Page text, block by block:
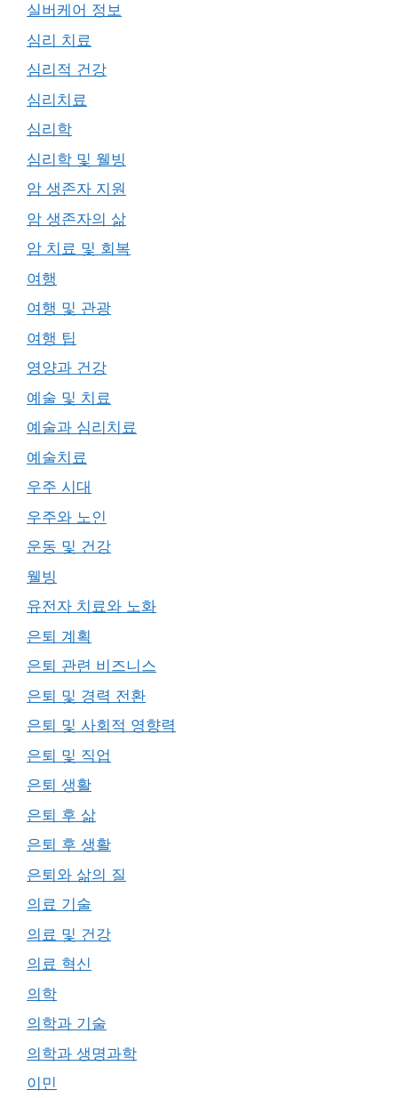
실버케어 정보
심리 치료
심리적 건강
심리치료
심리학
심리학 및 웰빙
암 생존자 지원
암 생존자의 삶
암 치료 및 회복
여행
여행 및 관광
여행 팁
영양과 건강
예술 및 치료
예술과 심리치료
예술치료
우주 시대
우주와 노인
운동 및 건강
웰빙
유전자 치료와 노화
은퇴 계획
은퇴 관련 비즈니스
은퇴 및 경력 전환
은퇴 및 사회적 영향력
은퇴 및 직업
은퇴 생활
은퇴 후 삶
은퇴 후 생활
은퇴와 삶의 질
의료 기술
의료 및 건강
의료 혁신
의학
의학과 기술
의학과 생명과학
이민